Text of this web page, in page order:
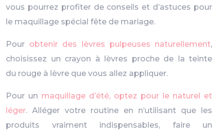
vous pourrez profiter de conseils et d’astuces pour
le maquillage spécial fête de mariage.
Pour obtenir des lèvres pulpeuses naturellement,
choisissez un crayon à lèvres proche de la teinte
du rouge à lèvre que vous allez appliquer.
Pour un maquillage d’été, optez pour le naturel et
léger. Alléger votre routine en n’utilisant que les
produits vraiment indispensables, faire un